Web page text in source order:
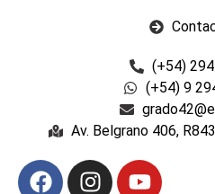
(+54)
(+54) 9
Av. Belgrano 406,